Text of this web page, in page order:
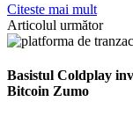
Citeste mai mult
Articolul următor
Basistul Coldplay
Bitcoin Zumo